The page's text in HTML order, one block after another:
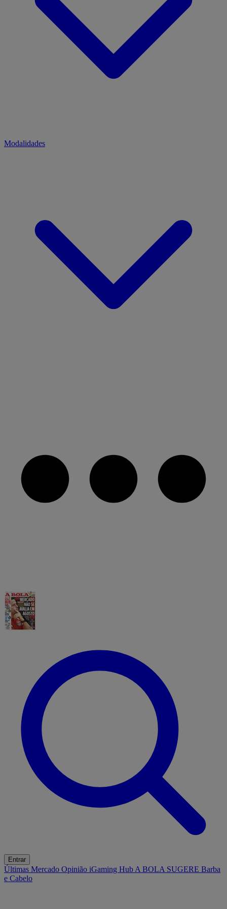
Modalidades
Entrar
Últimas Mercado Opinião iGaming Hub A BOLA SUGERE Barba
e Cabelo